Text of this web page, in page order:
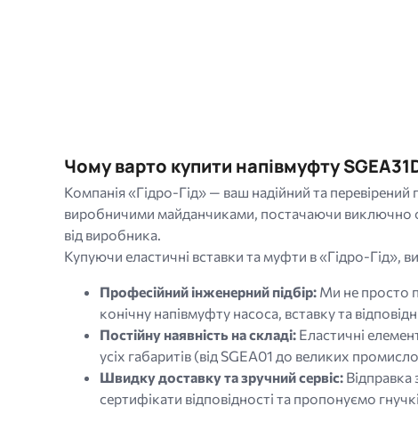
Чому варто купити напівмуфту
Компанія «Гідро-Гід» — ваш надійний та
виробничими майданчиками, постачаючи виключно
від виробника.
Купуючи еластичні вставки та муфти в «Гідро-Гід»,
Професійний інженерний підбір: Ми не просто
конічну напівмуфту насоса, вставку та
Постійну наявність на складі: Еластичні
усіх габаритів (від SGEA01 до великих
Швидку доставку та зручний сервіс: Відправка
сертифікати відповідності та пропонуємо